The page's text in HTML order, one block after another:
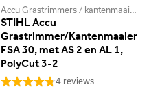
Accu Grastrimmers / kantenmaaiers / bosmaaiers
STIHL Accu
Grastrimmer/Kantenmaaier
FSA 30, met AS 2 en AL 1,
PolyCut 3-2
4 reviews